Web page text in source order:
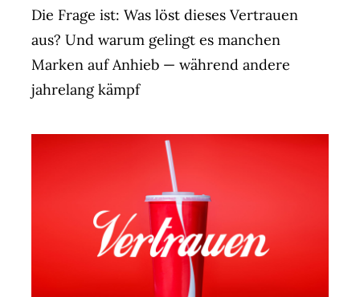
Die Frage ist: Was löst dieses Vertrauen
aus? Und warum gelingt es manchen
Marken auf Anhieb — während andere
jahrelang kämpf